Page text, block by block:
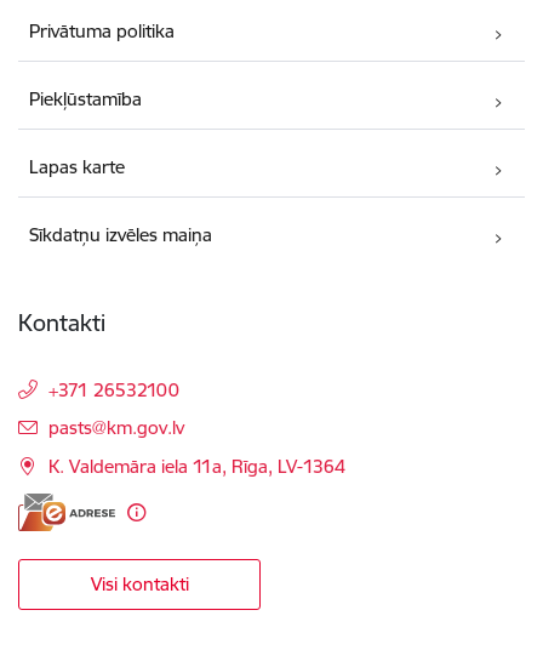
Privātuma politika
Piekļūstamība
Lapas karte
Sīkdatņu izvēles maiņa
Kontakti
+371 26532100
E-pasts:
pasts@km.gov.lv
K. Valdemāra iela 11a, Rīga, LV-1364
Visi kontakti